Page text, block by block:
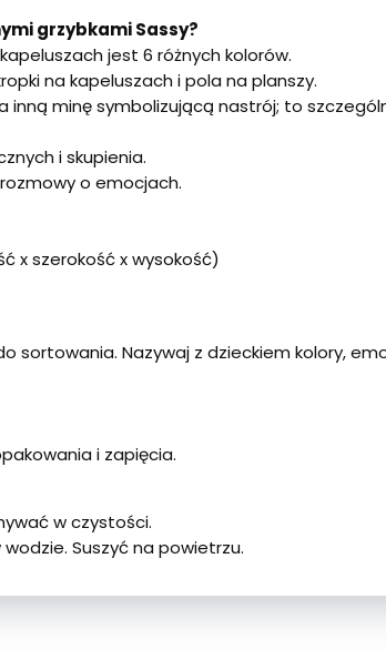
grzybkami Sassy?
jest 6 różnych kolorów.
na kapeluszach i pola na planszy.
inną minę symbolizującą nastrój; to
i skupienia.
o emocjach.
x szerokość x wysokość)
sortowania. Nazywaj z dzieckiem kolory,
i zapięcia.
w czystości.
Suszyć na powietrzu.